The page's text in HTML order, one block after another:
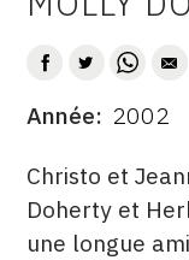
AUTEUR
DATE
Année 2002
DESCRITPTION
Christo et
Doherty et
une longue